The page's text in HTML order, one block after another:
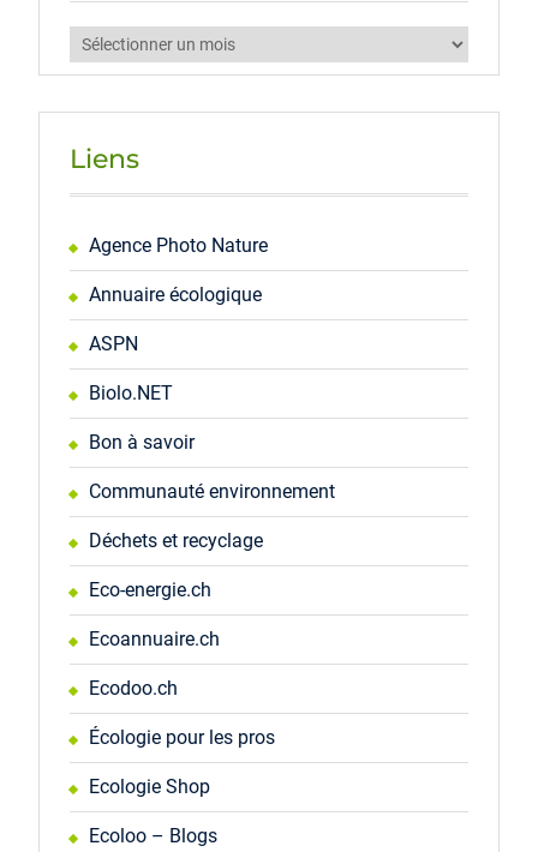
Archives
Liens
Agence Photo Nature
Annuaire écologique
ASPN
Biolo.NET
Bon à savoir
Communauté environnement
Déchets et recyclage
Eco-energie.ch
Ecoannuaire.ch
Ecodoo.ch
Écologie pour les pros
Ecologie Shop
Ecoloo – Blogs